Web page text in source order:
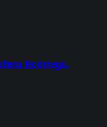
Rodriego.